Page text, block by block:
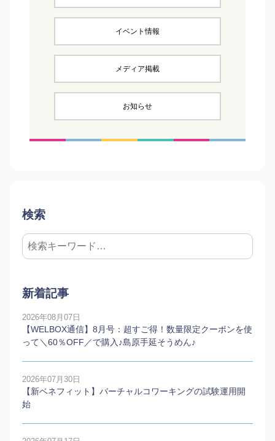
イベント情報
メディア掲載
お知らせ
検索
新着記事
2026年08月07日
【WELBOX通信】8月号：超すご得！数量限定クーポンを使
って＼60％OFF／で購入♪島原手延そうめん♪
2026年07月30日
【新ベネフィット】バーチャルコワーキングの試験運用開
始